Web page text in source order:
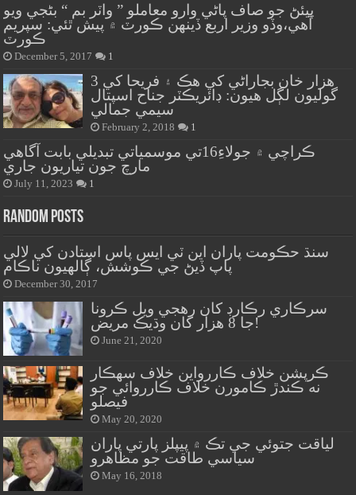
پيئڻ جو صاف پاڻي وارو معاملو ” واٽر بم “ بڻجي ويو
آهي،وڏو وزير اربع ڏينهن ڪورٽ ۾ پيش ٿئي: سپريم
ڪورٽ
December 5, 2017 1
هزار خان بجاراڻي کي هڪ ۽ فريحا کي 3
گوليون لڳل هيون: ڊائريڪٽر جناح اسپتال
سيمي جمالي
February 2, 2018 1
ڪراچي ۾ جولاءِ16تي موسمياتي تبديلي بابت آگاهي
مارچ جون تياريون جاري
July 11, 2023 1
Random Posts
سنڌ حڪومت پاران اين ٽي ايس پاس استادن کي لالي
پاپ ڏيڻ جي ڪوشش، ڳالهيون ناڪام
December 30, 2017
سرڪاري رڪارڊ کان رهجي ويل ڪرونا
جا 8 هزار کان وڌيڪ مريض!
June 21, 2020
ڪرپشن خلاف ڪاررواين خلاف سهڪار
نه ڪندڙ ڪامورن خلاف ڪارروائي جو
فيصلو
May 20, 2020
لياقت جتوئي جي تڪ ۾ پيپلز پارتي پاران
سياسي طاقت جو مظاهرو
May 16, 2018